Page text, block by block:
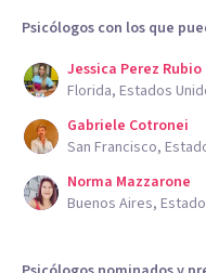
Psicólogos con los que
Jessica Perez Rubio
Florida, Estados
Gabriele Cotronei
San Francisco,
Norma Mazzarone
Buenos Aires,